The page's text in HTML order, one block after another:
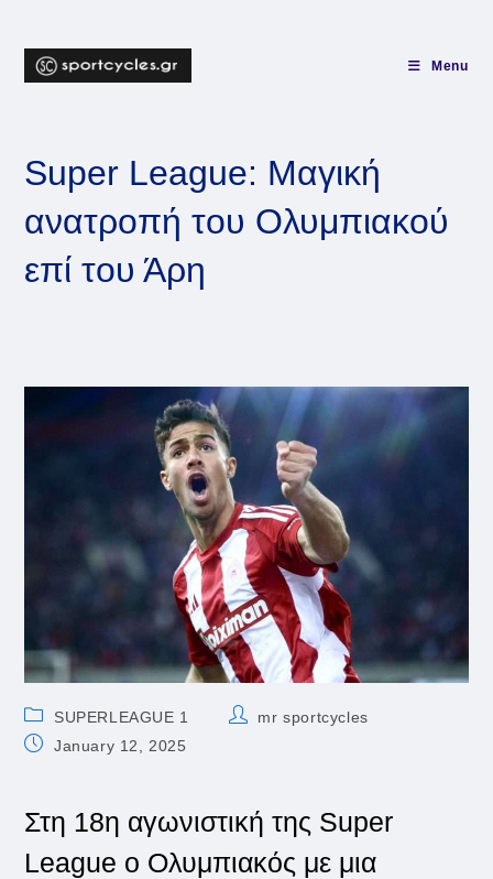
content
Menu
Super League: Μαγική
ανατροπή του Ολυμπιακού
επί του Άρη
Post
category:
SUPERLEAGUE 1
Postmr sportcycles
PostJanuary 12, 2025
Στη 18η αγωνιστική της Super
League ο Ολυμπιακός με μια